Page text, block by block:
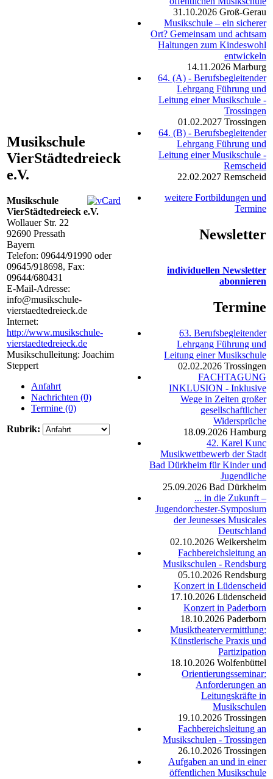
Musikschule
VierStädtedreieck
e.V.
Musikschule
VierStädtedreieck e.V.
Wollauer Str. 22
92690 Pressath
Bayern
Telefon: 09644/91990 oder
09645/918698, Fax:
09644/680431
E-Mail-Adresse:
info@musikschule-
vierstaedtedreieck.de
Internet:
http://www.musikschule-
vierstaedtedreieck.de
Musikschulleitung: Joachim
Steppert
Anfahrt
Nachrichten (0)
Termine (0)
Rubrik:
31.10.2026 Groß-Gerau
Musikschule – ein sicherer
Ort? Gemeinsam und achtsam
Haltungen zum Kindeswohl
entwickeln
14.11.2026 Marburg
64. (A) - Berufsbegleitender
Lehrgang Führung und
Leitung einer Musikschule -
Trossingen
01.02.2027 Trossingen
64. (B) - Berufsbegleitender
Lehrgang Führung und
Leitung einer Musikschule -
Remscheid
22.02.2027 Remscheid
weitere Fortbildungen und
Termine
Newsletter
individuellen Newsletter
abonnieren
Termine
63. Berufsbegleitender
Lehrgang Führung und
Leitung einer Musikschule
02.02.2026 Trossingen
FACHTAGUNG
INKLUSION - Inklusive
Wege in Zeiten großer
gesellschaftlicher
Widersprüche
18.09.2026 Hamburg
42. Karel Kunc
Musikwettbewerb der Stadt
Bad Dürkheim für Kinder und
Jugendliche
25.09.2026 Bad Dürkheim
... in die Zukunft –
Jugendorchester-Symposium
der Jeunesses Musicales
Deutschland
02.10.2026 Weikersheim
Fachbereichsleitung an
Musikschulen - Rendsburg
05.10.2026 Rendsburg
Konzert in Lüdenscheid
17.10.2026 Lüdenscheid
Konzert in Paderborn
18.10.2026 Paderborn
Musiktheatervermittlung:
Künstlerische Praxis und
Partizipation
18.10.2026 Wolfenbüttel
Orientierungsseminar:
Anforderungen an
Leitungskräfte in
Musikschulen
19.10.2026 Trossingen
Fachbereichsleitung an
Musikschulen - Trossingen
26.10.2026 Trossingen
Aufgaben an und in einer
öffentlichen Musikschule